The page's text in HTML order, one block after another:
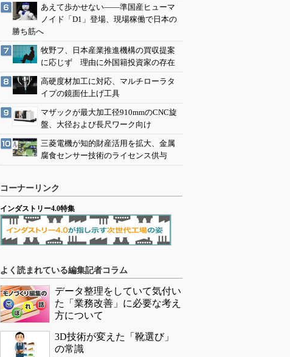
あえて歩かせない――準国産ヒューマ
ノイド「D1」登場、現場稼働で日本の
勝ち筋へ
牧野フ、日本産業推進機構の買収提案
に応じず 理由に外国籍投資家の存在
高硬度材加工に対応、マルチローラタ
イプの鏡面仕上げ工具
マザックが最大加工径910mmのCNC旋
盤、大径および長尺ワーク向け
三菱電機が知的財産活用を拡大、金属
腐食センサー技術のライセンス供与
コーナーリンク
インダストリー4.0特集
よく読まれている編集記者コラム
データ整理をしていて気付い
た「業務改善」に必要な考え
方について
3D技術が変えた「靴選び」
の常識